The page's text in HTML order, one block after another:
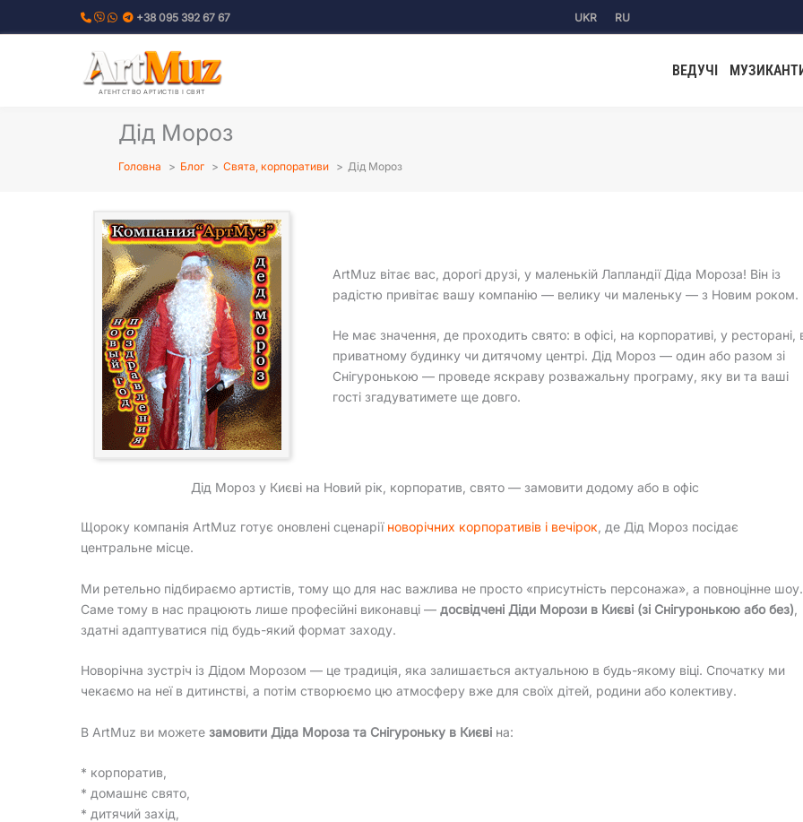
до
+38 095 392 67 67 UKR RU
АГЕНТСТВО АРТИСТІВ І СВЯТ
ВЕДУЧІ
Дід Мороз
Головна Блог Свята, корпоративи Дід Мороз
ArtMuz вітає вас, дорогі друзі, у маленькій Лапландії Діда Мороза! Він із
радістю привітає вашу компанію — велику чи маленьку — з Новим роком.
Не має значення, де проходить свято: в офісі, на корпоративі, у ресторані,
приватному будинку чи дитячому центрі. Дід Мороз — один або разом зі
Снігуронькою — проведе яскраву розважальну програму, яку ви та ваші
гості згадуватимете ще довго.
Дід Мороз у Києві на Новий рік, корпоратив, свято — замовити додому або в офіс
Щороку компанія ArtMuz готує оновлені сценарії новорічних корпоративів і вечірок , де Дід Мороз посідає
центральне місце.
Ми ретельно підбираємо артистів, тому що для нас важлива не просто «присутність персонажа», а повноцінне шоу.
Саме тому в нас працюють лише професійні виконавці — досвідчені Діди Морози в Києві (зі Снігуронькою або без)
здатні адаптуватися під будь-який формат заходу.
Новорічна зустріч із Дідом Морозом — це традиція, яка залишається актуальною в будь-якому віці. Спочатку ми
чекаємо на неї в дитинстві, а потім створюємо цю атмосферу вже для своїх дітей, родини або колективу.
В ArtMuz ви можете замовити Діда Мороза та Снігуроньку в Києві на:
* корпоратив,
* домашнє свято,
* дитячий захід,